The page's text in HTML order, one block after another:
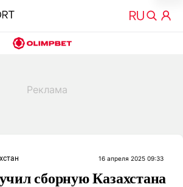
16 апреля 2025 09:33
сборную Казахстана